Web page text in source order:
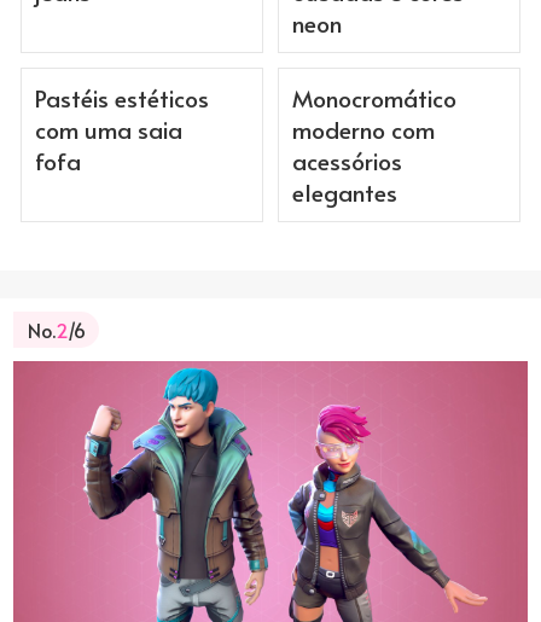
neon
Pastéis estéticos
com uma saia
fofa
Monocromático
moderno com
acessórios
elegantes
No.2/6